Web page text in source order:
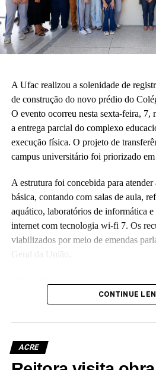
A Ufac realizou a solenidade de
de construção do novo prédio do
O evento ocorreu nesta sexta-feira, 7,
a entrega parcial do complexo
execução física. O projeto de
campus universitário foi priorizado
A estrutura foi concebida para atender
básica, contando com salas de aula,
aquático, laboratórios de informática e
internet com tecnologia wi-fi 7. Os
viabilizados por meio de emendas
Geral da União.
realização de um compromisso com a
reitora Guida Aquino. Ela informou
patrimônio histórico da instituição,
abrigar o Palácio da Cultura da Ufac.
CONTINUE
ACRE